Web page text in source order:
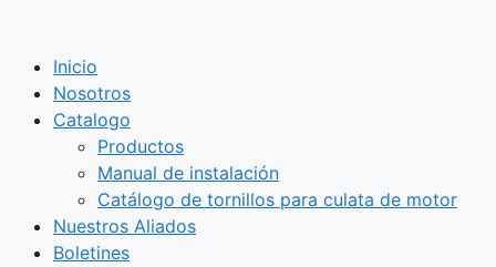
contenido
Inicio
Nosotros
Catalogo
Productos
Manual de instalación
Catálogo de tornillos para culata de motor
Nuestros Aliados
Boletines